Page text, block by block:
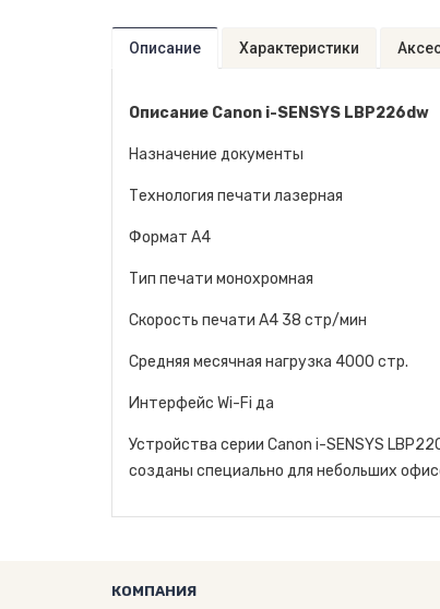
Описание Характеристики
Описание Canon i-SENSYS LBP226dw
Назначение документы
Технология печати лазерная
Формат A4
Тип печати монохромная
Скорость печати A4 38 стр/мин
Средняя месячная нагрузка 4000 стр.
Интерфейс Wi-Fi да
Устройства серии Canon i-SENSYS
созданы специально для небольших
КОМПАНИЯ